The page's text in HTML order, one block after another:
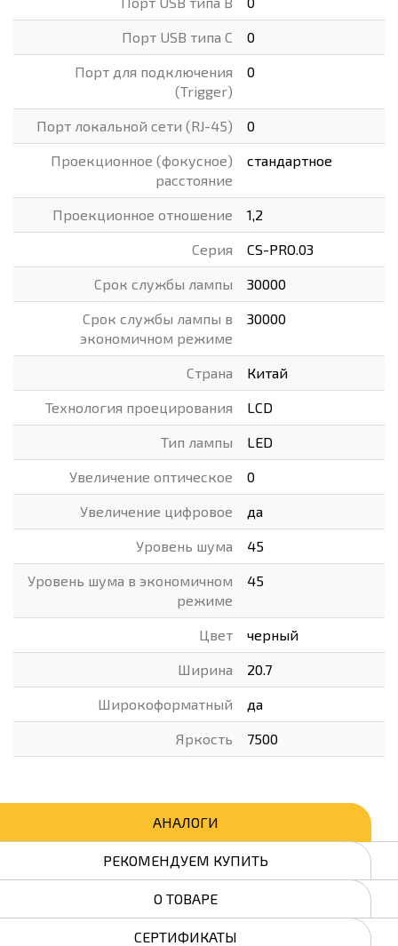
Порт USB типа C 0
Порт для подключения
(Trigger)
0
Порт локальной сети (RJ-45) 0
Проекционное (фокусное)
расстояние
стандартное
Проекционное отношение 1,2
Серия CS-PRO.03
Срок службы лампы 30000
Срок службы лампы в
экономичном режиме
30000
Страна Китай
Технология проецирования LCD
Тип лампы LED
Увеличение оптическое 0
Увеличение цифровое да
Уровень шума 45
Уровень шума в экономичном
режиме
45
Цвет черный
Ширина 20.7
Широкоформатный да
Яркость 7500
АНАЛОГИ
РЕКОМЕНДУЕМ КУПИТЬ
О ТОВАРЕ
СЕРТИФИКАТЫ